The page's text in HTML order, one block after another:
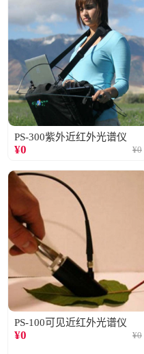
PS-300紫外近红外光谱仪
¥0 ¥0
PS-100可见近红外光谱仪
¥0 ¥0